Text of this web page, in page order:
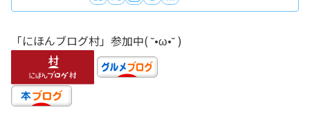
「にほんブログ村」参加中( ˘•ω•˘ )